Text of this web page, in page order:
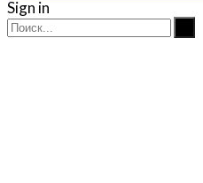
Sign in